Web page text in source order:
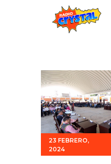
Estaciones
Eventos
Promociones
Noticias
Para ti
23 FEBRERO,
2024